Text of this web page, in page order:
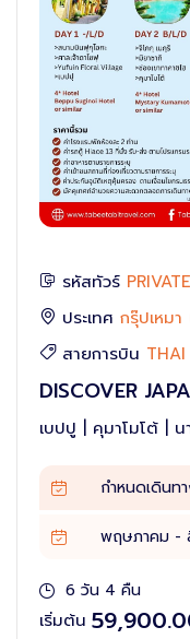
รหัสทัวร์
ประเทศ กรุ๊ปเหม
สายการบิน THAI
DISCOVER
เบปปู | คุมาโมโต้ | น
กำหนดเดินท
พฤษภาคม -
6 วัน 4 คืน
เริ่มต้น